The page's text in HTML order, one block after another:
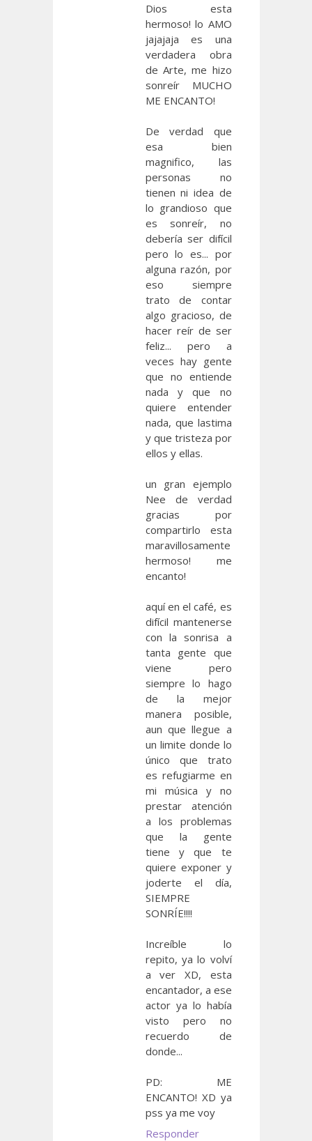
Dios esta
hermoso! lo AMO
jajajaja es una
verdadera obra
de Arte, me hizo
sonreír MUCHO
ME ENCANTO!
De verdad que
esa bien
magnifico, las
personas no
tienen ni idea de
lo grandioso que
es sonreír, no
debería ser difícil
pero lo es... por
alguna razón, por
eso siempre
trato de contar
algo gracioso, de
hacer reír de ser
feliz... pero a
veces hay gente
que no entiende
nada y que no
quiere entender
nada, que lastima
y que tristeza por
ellos y ellas.
un gran ejemplo
Nee de verdad
gracias por
compartirlo esta
maravillosamente
hermoso! me
encanto!
aquí en el café, es
difícil mantenerse
con la sonrisa a
tanta gente que
viene pero
siempre lo hago
de la mejor
manera posible,
aun que llegue a
un limite donde lo
único que trato
es refugiarme en
mi música y no
prestar atención
a los problemas
que la gente
tiene y que te
quiere exponer y
joderte el día,
SIEMPRE
SONRÍE!!!!
Increíble lo
repito, ya lo volví
a ver XD, esta
encantador, a ese
actor ya lo había
visto pero no
recuerdo de
donde...
PD: ME
ENCANTO! XD ya
pss ya me voy
Responder